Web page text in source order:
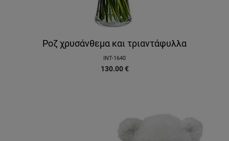
Ροζ χρυσάνθεμα και τριαντάφυλλα
INT-1640
130.00 €